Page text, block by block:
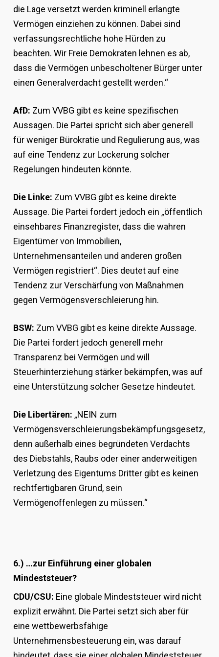
die Lage versetzt werden kriminell erlangte
Vermögen einziehen zu können. Dabei sind
verfassungsrechtliche hohe Hürden zu
beachten. Wir Freie Demokraten lehnen es ab,
dass die Vermögen unbescholtener Bürger unter
einen Generalverdacht gestellt werden.“
AfD: Zum VVBG gibt es keine spezifischen
Aussagen. Die Partei spricht sich aber generell
für weniger Bürokratie und Regulierung aus, was
auf eine Tendenz zur Lockerung solcher
Regelungen hindeuten könnte.
Die Linke: Zum VVBG gibt es keine direkte
Aussage. Die Partei fordert jedoch ein „öffentlich
einsehbares Finanzregister, dass die wahren
Eigentümer von Immobilien,
Unternehmensanteilen und anderen großen
Vermögen registriert“. Dies deutet auf eine
Tendenz zur Verschärfung von Maßnahmen
gegen Vermögensverschleierung hin.
BSW: Zum VVBG gibt es keine direkte Aussage.
Die Partei fordert jedoch generell mehr
Transparenz bei Vermögen und will
Steuerhinterziehung stärker bekämpfen, was auf
eine Unterstützung solcher Gesetze hindeutet.
Die Libertären: „NEIN zum
Vermögensverschleierungsbekämpfungsgesetz,
denn außerhalb eines begründeten Verdachts
des Diebstahls, Raubs oder einer anderweitigen
Verletzung des Eigentums Dritter gibt es keinen
rechtfertigbaren Grund, sein
Vermögenoffenlegen zu müssen.“
6.) …zur Einführung einer globalen
Mindeststeuer?
CDU/CSU: Eine globale Mindeststeuer wird nicht
explizit erwähnt. Die Partei setzt sich aber für
eine wettbewerbsfähige
Unternehmensbesteuerung ein, was darauf